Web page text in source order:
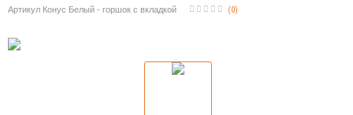
Артикул Конус Белый - горшок с вкладкой (0)